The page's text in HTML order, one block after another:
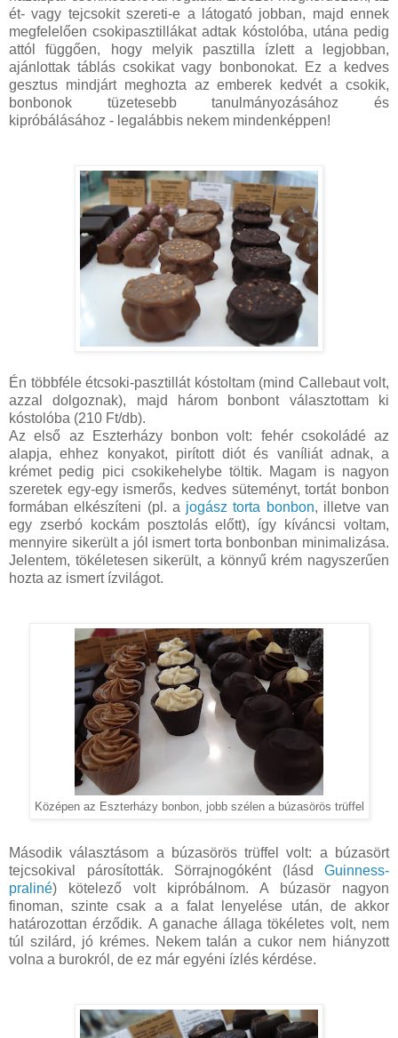
ét- vagy tejcsokit szereti-e a látogató jobban, majd ennek
megfelelően csokipasztillákat adtak kóstolóba, utána pedig
attól függően, hogy melyik pasztilla ízlett a legjobban,
ajánlottak táblás csokikat vagy bonbonokat. Ez a kedves
gesztus mindjárt meghozta az emberek kedvét a csokik,
bonbonok tüzetesebb tanulmányozásához és
kipróbálásához - legalábbis nekem mindenképpen!
Én többféle étcsoki-pasztillát kóstoltam (mind Callebaut volt,
azzal dolgoznak), majd három bonbont választottam ki
kóstolóba (210 Ft/db).
Az első az Eszterházy bonbon volt: fehér csokoládé az
alapja, ehhez konyakot, pirított diót és vaníliát adnak, a
krémet pedig pici csokikehelybe töltik. Magam is nagyon
szeretek egy-egy ismerős, kedves süteményt, tortát bonbon
formában elkészíteni (pl. a jogász torta bonbon, illetve van
egy zserbó kockám posztolás előtt), így kíváncsi voltam,
mennyire sikerült a jól ismert torta bonbonban minimalizása.
Jelentem, tökéletesen sikerült, a könnyű krém nagyszerűen
hozta az ismert ízvilágot.
Középen az Eszterházy bonbon, jobb szélen a búzasörös trüffel
Második választásom a búzasörös trüffel volt: a búzasört
tejcsokival párosították. Sörrajnogóként (lásd Guinness-
praliné) kötelező volt kipróbálnom. A búzasör nagyon
finoman, szinte csak a a falat lenyelése után, de akkor
határozottan érződik. A ganache állaga tökéletes volt, nem
túl szilárd, jó krémes. Nekem talán a cukor nem hiányzott
volna a burokról, de ez már egyéni ízlés kérdése.